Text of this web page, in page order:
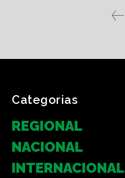
Categorias
REGIONAL
NACIONAL
INTERNACIONAL